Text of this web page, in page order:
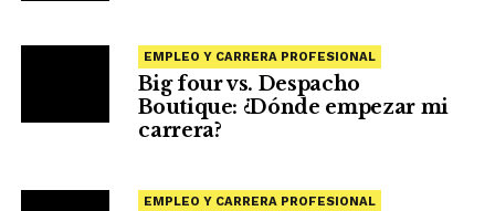
EMPLEO Y CARRERA PROFESIONAL
Big four vs. Despacho
Boutique: ¿Dónde empezar mi
carrera?
EMPLEO Y CARRERA PROFESIONAL